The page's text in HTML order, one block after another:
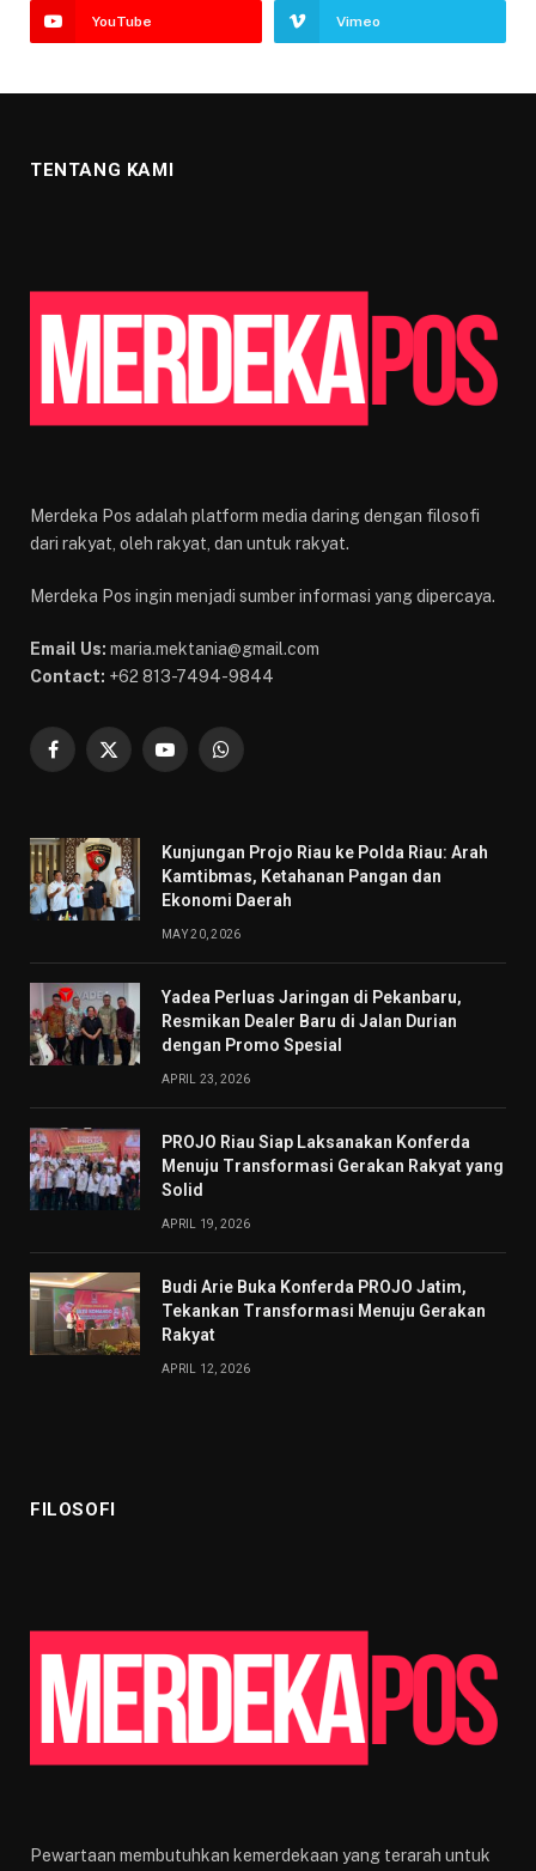
YouTube Vimeo
TENTANG KAMI
Merdeka Pos adalah platform media daring dengan filosofi
dari rakyat, oleh rakyat, dan untuk rakyat.
Merdeka Pos ingin menjadi sumber informasi yang dipercaya.
Email Us: maria.mektania@gmail.com
Contact: +62 813-7494-9844
Facebook
X
YouTubeWhatsApp
Kunjungan Projo Riau ke Polda Riau: Arah
Kamtibmas, Ketahanan Pangan dan
Ekonomi Daerah
MAY 20, 2026
Yadea Perluas Jaringan di Pekanbaru,
Resmikan Dealer Baru di Jalan Durian
dengan Promo Spesial
APRIL 23, 2026
PROJO Riau Siap Laksanakan Konferda
Menuju Transformasi Gerakan Rakyat yang
Solid
APRIL 19, 2026
Budi Arie Buka Konferda PROJO Jatim,
Tekankan Transformasi Menuju Gerakan
Rakyat
APRIL 12, 2026
FILOSOFI
Pewartaan membutuhkan kemerdekaan yang terarah untuk